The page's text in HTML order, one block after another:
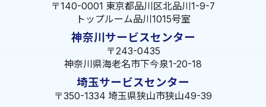
〒140-0001 東京都品川区北品川1-9-7
トップルーム品川1015号室
神奈川サービスセンター
〒243-0435
神奈川県海老名市下今泉1-20-18
埼玉サービスセンター
〒350-1334 埼玉県狭山市狭山49-39